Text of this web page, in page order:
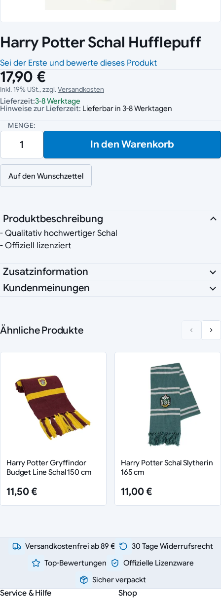
Harry Potter Schal Hufflepuff
Sei der Erste und bewerte dieses Produkt
17,90 €
Inkl. 19% USt., zzgl.Versandkosten
Lieferzeit:3-8 Werktage
Hinweise zur Lieferzeit: Lieferbar in 3-8 Werktagen
MENGE:
In den Warenkorb
Auf den Wunschzettel
Produktbeschreibung
- Qualitativ hochwertiger Schal
- Offiziell lizenziert
Zusatzinformation
Kundenmeinungen
Ähnliche Produkte
Harry Potter Gryffindor
Budget Line Schal 150 cm
11,50 €
Harry Potter Schal Slytherin
165 cm
11,00 €
Versandkostenfrei ab 89 €
30 Tage Widerrufsrecht
Top-Bewertungen
Offizielle Lizenzware
Sicher verpackt
Service & Hilfe Shop